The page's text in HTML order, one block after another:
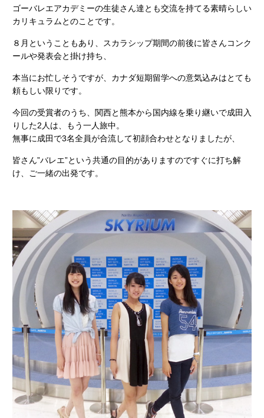
ゴーバレエアカデミーの生徒さん達とも交流を持てる素晴らしい
カリキュラムとのことです。
８月ということもあり、スカラシップ期間の前後に皆さんコンク
ールや発表会と掛け持ち、
本当にお忙しそうですが、カナダ短期留学への意気込みはとても
頼もしい限りです。
今回の受賞者のうち、関西と熊本から国内線を乗り継いで成田入
りした2人は、もう一人旅中。
無事に成田で3名全員が合流して初顔合わせとなりましたが、
皆さん”バレエ”という共通の目的がありますのですぐに打ち解
け、ご一緒の出発です。